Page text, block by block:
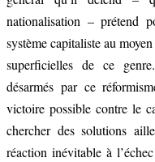
nationalisation – prétend
système capitaliste au
superficielles de ce
désarmés par ce
victoire possible contre le
chercher des solutions
réaction inévitable à